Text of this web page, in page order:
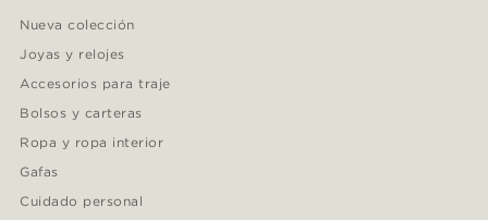
Nueva colección
Joyas y relojes
Accesorios para traje
Bolsos y carteras
Ropa y ropa interior
Gafas
Cuidado personal